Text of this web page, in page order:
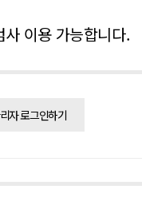
이용 가능합니다.
자 로그인하기